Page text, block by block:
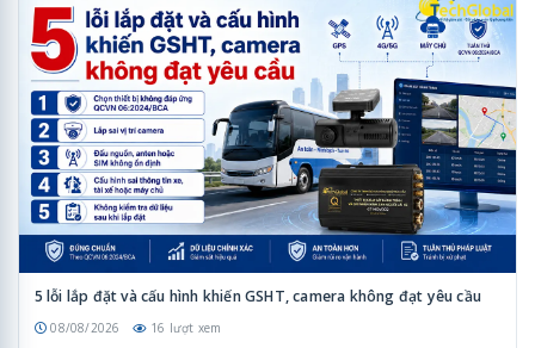
5 lỗi lắp đặt và cấu hình khiến GSHT, camera không đạt yêu cầu
08/08/2026 16 lượt xem